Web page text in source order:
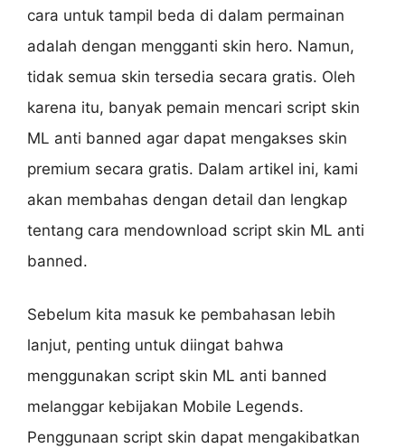
cara untuk tampil beda di dalam permainan
adalah dengan mengganti skin hero. Namun,
tidak semua skin tersedia secara gratis. Oleh
karena itu, banyak pemain mencari script skin
ML anti banned agar dapat mengakses skin
premium secara gratis. Dalam artikel ini, kami
akan membahas dengan detail dan lengkap
tentang cara mendownload script skin ML anti
banned.
Sebelum kita masuk ke pembahasan lebih
lanjut, penting untuk diingat bahwa
menggunakan script skin ML anti banned
melanggar kebijakan Mobile Legends.
Penggunaan script skin dapat mengakibatkan